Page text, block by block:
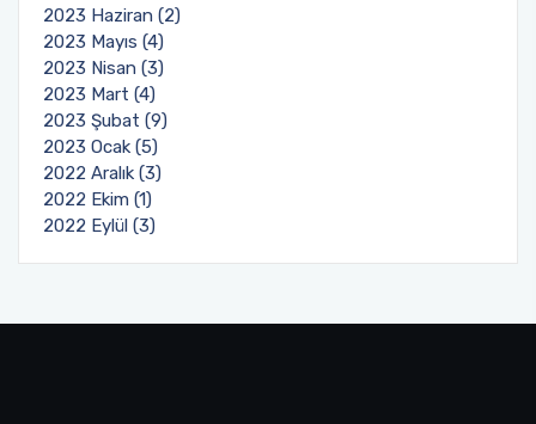
2023 Haziran (2)
2023 Mayıs (4)
2023 Nisan (3)
2023 Mart (4)
2023 Şubat (9)
2023 Ocak (5)
2022 Aralık (3)
2022 Ekim (1)
2022 Eylül (3)